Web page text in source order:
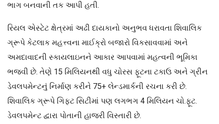
ભાગ બનવાની તક આપી હતી.
રિયલ એસ્ટેટ ક્ષેત્રમાં અઢી દાયકાનો અનુભવ ધરાવતા શિવાલિક
ગ્રૂપે કેટલાક મહત્ત્વના માઈક્રો બજારો વિકસાવવામાં અને
અમદાવાદની સ્કાયલાઇનને આકાર આપવામાં મહત્વની ભૂમિકા
ભજવી છે. તેણે 15 મિલિયનથી વધુ ચોરસ ફૂટના ટકાઉ અને ગ્રીન
ડેવલપમેન્ટનું નિર્માણ કરીને 75+ લેન્ડમાર્કની રચના કરી છે.
શિવાલિક ગ્રૂપે ગિફ્ટ સિટીમાં પણ લગભગ 4 મિલિયન ચો.ફૂટ.
ડેવલપમેન્ટ દ્વારા પોતાની હાજરી વિસ્તારી છે.